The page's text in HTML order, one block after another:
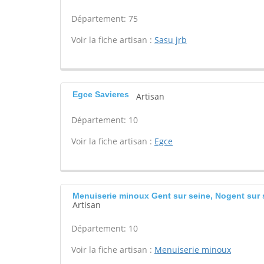
Département: 75
Voir la fiche artisan : Sasu jrb
Egce Savieres Artisan
Département: 10
Voir la fiche artisan : Egce
Menuiserie minoux Gent sur seine, Nogent sur
Artisan
Département: 10
Voir la fiche artisan : Menuiserie minoux